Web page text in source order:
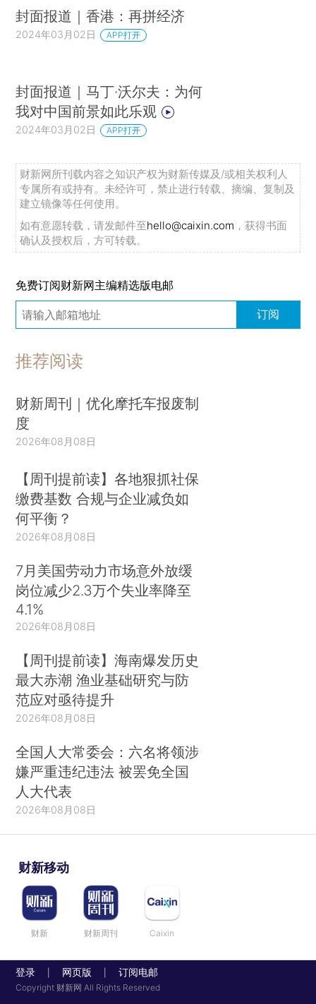
封面报道｜香港：再拼经济
2024年03月02日 APP打开
封面报道｜马丁·沃尔夫：为何
我对中国前景如此乐观
2024年03月02日 APP打开
财新网所刊载内容之知识产权为财新传媒及/或相关权利人
专属所有或持有。未经许可，禁止进行转载、摘编、复制及
建立镜像等任何使用。
如有意愿转载，请发邮件至hello@caixin.com ，获得书面
确认及授权后，方可转载。
免费订阅财新网主编精选版电邮
订阅
推荐阅读
财新周刊｜优化摩托车报废制
度
2026年08月08日
【周刊提前读】各地狠抓社保
缴费基数 合规与企业减负如
何平衡？
2026年08月08日
7月美国劳动力市场意外放缓
岗位减少2.3万个失业率降至
4.1%
2026年08月08日
【周刊提前读】海南爆发历史
最大赤潮 渔业基础研究与防
范应对亟待提升
2026年08月08日
全国人大常委会：六名将领涉
嫌严重违纪违法 被罢免全国
人大代表
2026年08月08日
财新移动
财新 财新周刊 Caixin
登录 网页版 订阅电邮
Copyright 财新网 All Rights Reserved